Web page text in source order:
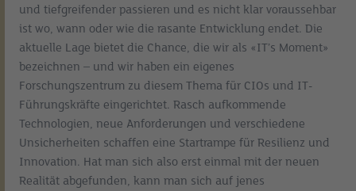
und tiefgreifender passieren und es nicht klar voraussehbar
ist wo, wann oder wie die rasante Entwicklung endet. Die
aktuelle Lage bietet die Chance, die wir als «IT’s Moment»
bezeichnen – und wir haben ein eigenes
Forschungszentrum zu diesem Thema für CIOs und IT-
Führungskräfte eingerichtet. Rasch aufkommende
Technologien, neue Anforderungen und verschiedene
Unsicherheiten schaffen eine Startrampe für Resilienz und
Innovation. Hat man sich also erst einmal mit der neuen
Realität abgefunden, kann man sich auf jenes